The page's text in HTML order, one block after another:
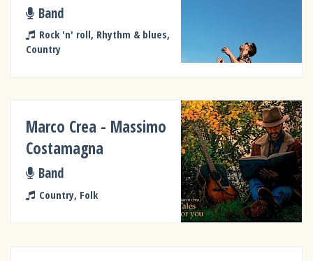
Band
Rock 'n' roll, Rhythm & blues,
Country
Marco Crea - Massimo
Costamagna
Band
Country, Folk